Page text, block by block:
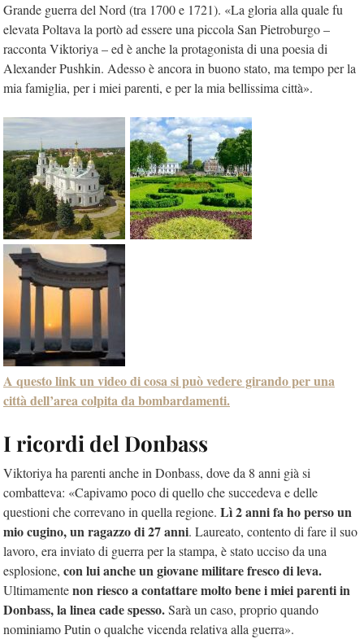
Grande guerra del Nord (tra 1700 e 1721). «La gloria alla quale fu
elevata Poltava la portò ad essere una piccola San Pietroburgo –
racconta Viktoriya – ed è anche la protagonista di una poesia di
Alexander Pushkin. Adesso è ancora in buono stato, ma tempo per la
mia famiglia, per i miei parenti, e per la mia bellissima città».
A questo link un video di cosa si può vedere girando per una
città dell’area colpita da bombardamenti.
I ricordi del Donbass
Viktoriya ha parenti anche in Donbass, dove da 8 anni già si
combatteva: «Capivamo poco di quello che succedeva e delle
questioni che correvano in quella regione. Lì 2 anni fa ho perso un
mio cugino, un ragazzo di 27 anni. Laureato, contento di fare il suo
lavoro, era inviato di guerra per la stampa, è stato ucciso da una
esplosione, con lui anche un giovane militare fresco di leva.
Ultimamentenon riesco a contattare molto bene i miei parenti in
Donbass, la linea cade spesso.Sarà un caso, proprio quando
nominiamo Putin o qualche vicenda relativa alla guerra».